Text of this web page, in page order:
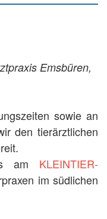
Emsbüren,
sowie an
den tierärztlichen
am KLEINTIER-
im südlichen